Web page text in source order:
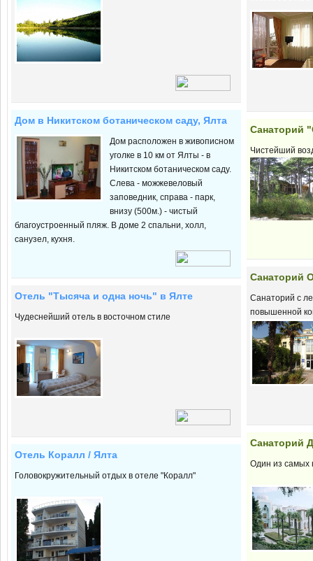
Дом в Никитском ботаническом саду, Ялта
Дом расположен в живописном
уголке в 10 км от Ялты - в
Никитском ботаническом саду.
Слева - можжевеловый
заповедник, справа - парк,
внизу (500м.) - чистый
благоустроенный пляж. В доме 2 спальни, холл,
санузел, кухня.
Отель "Тысяча и одна ночь" в Ялте
Чудеснейший отель в восточном стиле
Отель Коралл / Ялта
Головокружительный отдых в отеле "Коралл"
Санаторий
Чистейший
Cанаторий
Санаторий с
повышенной
Cанаторий
Один из самых